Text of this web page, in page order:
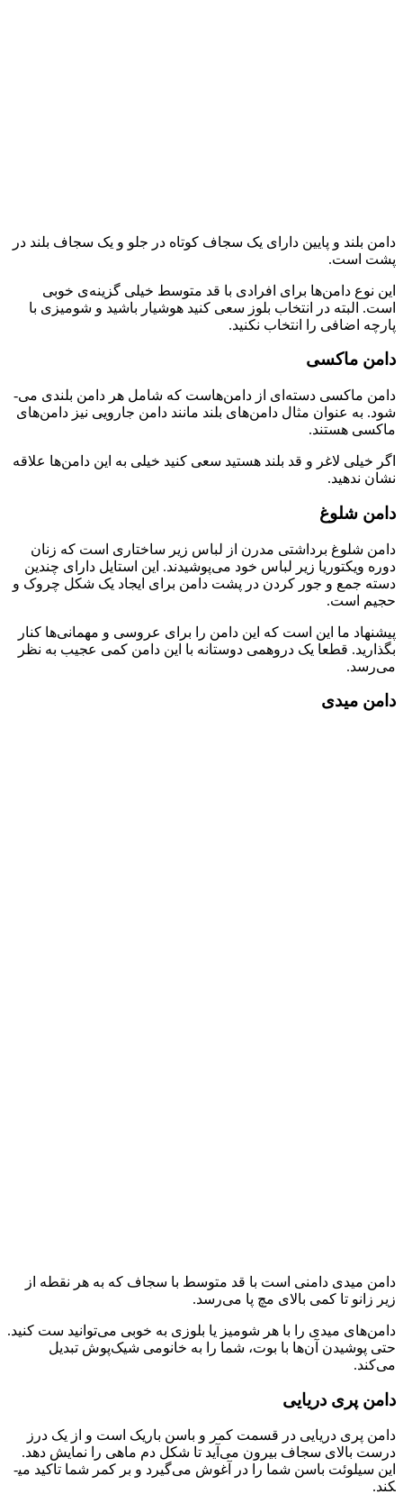
دامن بلند و پایین دارای یک سجاف کوتاه در جلو و یک سجاف بلند در
پشت است.
این نوع دامن‌ها برای افرادی با قد متوسط خیلی گزینه‌ی خوبی
است. البته در انتخاب بلوز سعی کنید هوشیار باشید و شومیزی با
پارچه اضافی را انتخاب نکنید.
دامن ماکسی
دامن ماکسی دسته‌­ای از دامن‌هاست که شامل هر دامن بلندی می‌­
شود. به عنوان مثال دامن‌های بلند مانند دامن جارویی نیز دامن‌­های
ماکسی هستند.
اگر خیلی لاغر و قد بلند هستید سعی کنید خیلی به این دامن‌ها علاقه
نشان ندهید.
دامن شلوغ
دامن شلوغ برداشتی مدرن از لباس زیر ساختاری است که زنان
دوره ویکتوریا زیر لباس خود می­‌پوشیدند. این استایل دارای چندین
دسته جمع و جور کردن در پشت دامن برای ایجاد یک شکل چروک و
حجیم است.
پیشنهاد ما این است که این دامن را برای عروسی و مهمانی‌ها کنار
بگذارید. قطعا یک دروهمی دوستانه با این دامن کمی عجیب به نظر
می‌رسد.
دامن میدی
دامن میدی دامنی است با قد متوسط ​​با سجاف که به هر نقطه از
زیر زانو تا کمی بالای مچ پا می‌رسد.
دامن‌های میدی را با هر شومیز یا بلوزی به خوبی می‌توانید ست کنید.
حتی پوشیدن آن‌ها با بوت، شما را به خانومی شیک‌پوش تبدیل
می‌کند.
دامن پری دریایی
دامن پری دریایی در قسمت کمر و باسن باریک است و از یک درز
درست بالای سجاف بیرون می‌آید تا شکل دم ماهی را نمایش دهد.
این سیلوئت باسن شما را در آغوش می‌گیرد و بر کمر شما تاکید می­
کند.